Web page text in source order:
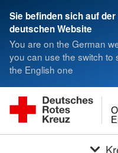
Sie befinden sich auf der
deutschen Website
You are on the German
you can use the switch to
the English one